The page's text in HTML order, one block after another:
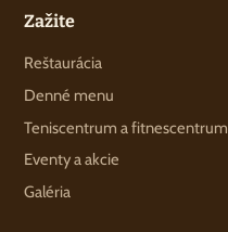
Zažite
Reštaurácia
Denné menu
Teniscentrum a fitnescentrum
Eventy a akcie
Galéria